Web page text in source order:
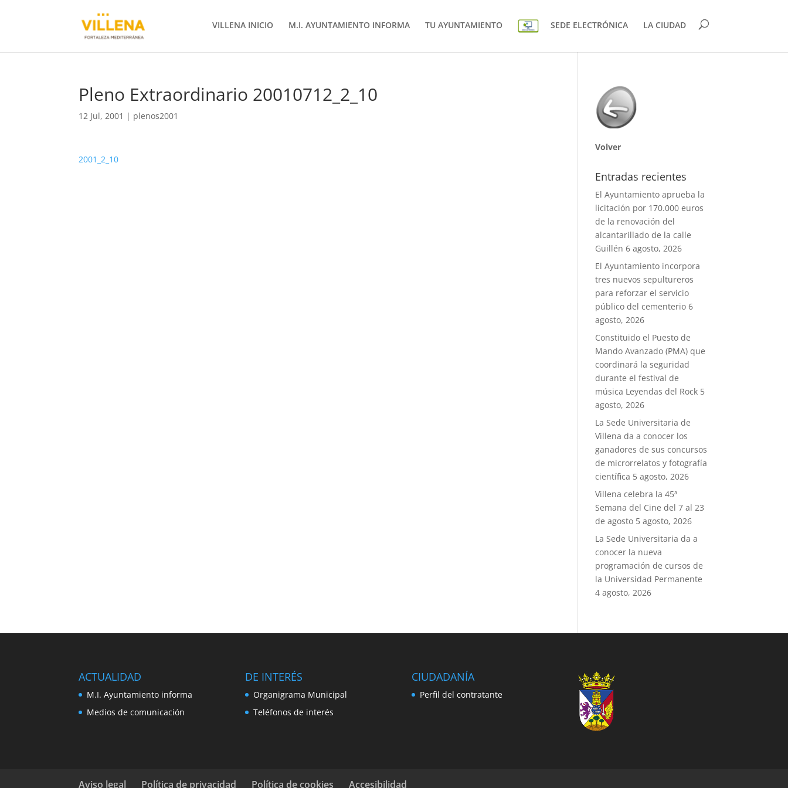
VILLENA INICIO M.I. AYUNTAMIENTO INFORMA TU AYUNTAMIENTO SEDE ELECTRÓNICA LA CIUDAD
Pleno Extraordinario 20010712_2_10
12 Jul, 2001 | plenos2001
2001_2_10
Volver
Entradas recientes
El Ayuntamiento aprueba la
licitación por 170.000 euros
de la renovación del
alcantarillado de la calle
Guillén 6 agosto, 2026
El Ayuntamiento incorpora
tres nuevos sepultureros
para reforzar el servicio
público del cementerio 6
agosto, 2026
Constituido el Puesto de
Mando Avanzado (PMA) que
coordinará la seguridad
durante el festival de
música Leyendas del Rock 5
agosto, 2026
La Sede Universitaria de
Villena da a conocer los
ganadores de sus concursos
de microrrelatos y fotografía
científica 5 agosto, 2026
Villena celebra la 45ª
Semana del Cine del 7 al 23
de agosto 5 agosto, 2026
La Sede Universitaria da a
conocer la nueva
programación de cursos de
la Universidad Permanente
4 agosto, 2026
ACTUALIDAD
M.I. Ayuntamiento informa
Medios de comunicación
DE INTERÉS
Organigrama Municipal
Teléfonos de interés
CIUDADANÍA
Perfil del contratante
Aviso legal Política de privacidad Política de cookies Accesibilidad